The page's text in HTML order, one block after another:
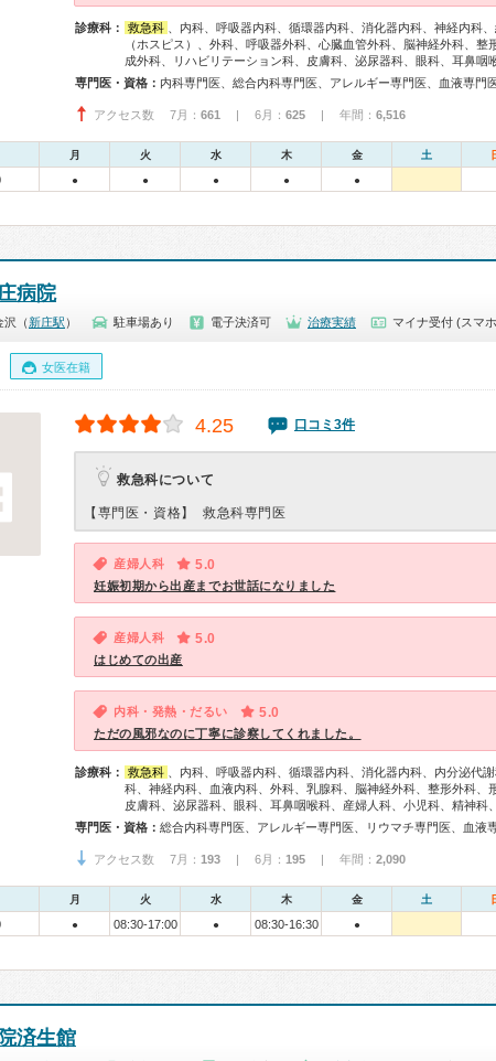
診療科： 救急科
、内科、呼吸器内科、循環器内科、消化器内科、神経内科
（ホスピス）、外科、呼吸器外科、心臓血管外科、脳神経外科、整
成外科、リハビリテーション科、皮膚科、泌尿器科、眼科、耳鼻
専門医・資格：
アクセス数 7月： 661 | 6月： 625 | 年間： 6,516
月 火 水 木 金 土
● ● ● ● ●
病院
沢（ 新庄駅 ） 駐車場あり 電子決済可 治療実績 マイナ受付 (スマ
女医在籍
4.25 口コミ3件
救急科について
【専門医・資格】 救急科専門医
産婦人科 5.0
妊娠初期から出産までお世話になりました
産婦人科 5.0
はじめての出産
内科・発熱・だるい 5.0
ただの風邪なのに丁寧に診察してくれました。
診療科： 救急科
、内科、呼吸器内科、循環器内科、消化器内科、内分泌代
科、神経内科、血液内科、外科、乳腺科、脳神経外科、整形外科、
皮膚科、泌尿器科、眼科、耳鼻咽喉科、産婦人科、小児科、精神科
専門医・資格：
アクセス数 7月： 193 | 6月： 195 | 年間： 2,090
月 火 水 木 金 土
● 08:30-17:00 ● 08:30-16:30 ●
済生館